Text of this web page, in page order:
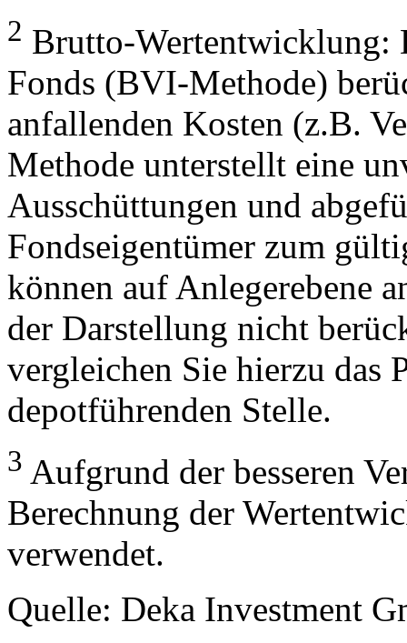
2 Brutto-Wertentwicklung:
Fonds (BVI-Methode)
anfallenden Kosten (z.B.
Methode unterstellt eine
Ausschüttungen und
Fondseigentümer zum
können auf Anlegerebene
der Darstellung nicht
vergleichen Sie hierzu das
depotführenden Stelle.
3 Aufgrund der besseren
Berechnung der
verwendet.
Quelle: Deka Investment